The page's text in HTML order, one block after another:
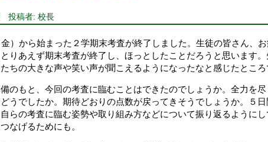
投稿者: 校長
）から始まった２学期末考査が終了しました。生徒の皆さん、お
りあえず期末考査が終了し、ほっとしたことだろうと思います
ちの大きな声や笑い声が聞こえるようになったなと感じたところ
のもと、今回の考査に臨むことはできたのでしょうか。全力を尽
うでしたか。期待どおりの点数が戻ってきそうでしょうか。５
らの考査に臨む姿勢や取り組み方などについて振り返るように
なげるためにも。